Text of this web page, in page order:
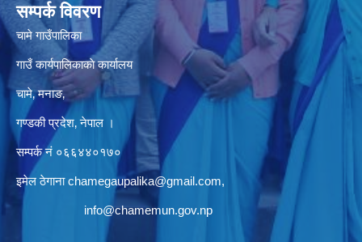
सम्पर्क विवरण
चामे गाउँपालिका
गाउँ कार्यपालिकाकाे कार्यालय
चामे‚ मनाङ‚
गण्डकी प्रदेश‚ नेपाल ।
सम्पर्क न‌ं‍ ०६६४४०१७०
इमेल ठेगानाchamegaupalika@gmail.com,
info@chamemun.gov.np